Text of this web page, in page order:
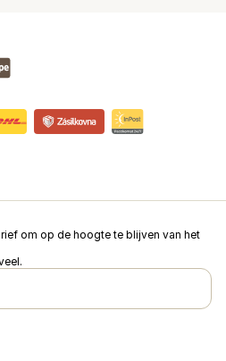
om op de hoogte te blijven van het